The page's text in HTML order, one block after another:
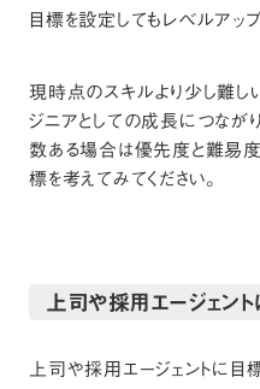
目標を設定してもレベルアッ
現時点のスキルより少し難し
ジニアとしての成長につなが
数ある場合は優先度と難易
標を考えてみてください。
上司や採用エージェン
上司や採用エージェントに